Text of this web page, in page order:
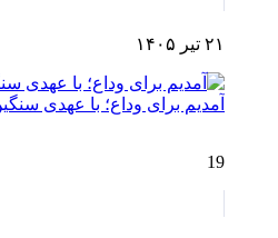
۲۱ تیر ۱۴۰۵
آمدیم برای وداع؛ با عهدی
19